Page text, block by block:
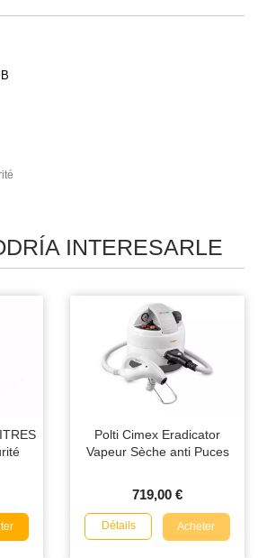
INTERESARLE
Polti Cimex Eradicator
Vapeur Sèche anti Puces
719,00 €
Détails Acheter